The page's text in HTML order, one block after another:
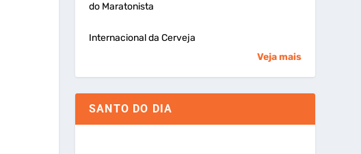
do Maratonista
Internacional da Cerveja
Veja mais
SANTO DO DIA